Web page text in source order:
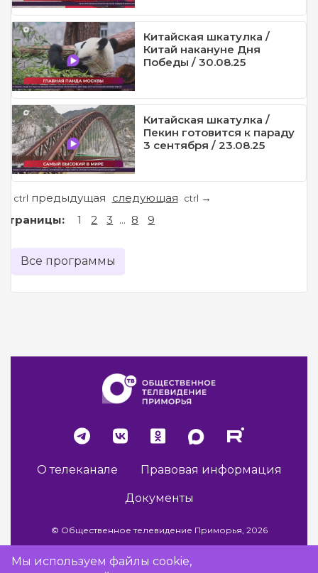
Китайская шкатулка /
Китай накануне Дня
Победы / 30.08.25
Китайская шкатулка /
Пекин готовится к параду
3 сентября / 23.08.25
ctrl предыдущая следующая ctrl →
Страницы: 1 2 3 ... 8 9
Все программы
О телеканале Правовая информация
Документы
© Общественное телевидение Приморья, 2026
Мы используем файлы cookie,